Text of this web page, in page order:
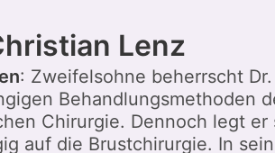
Lenz
: Zweifelsohne beherrscht
Behandlungsmethoden
Chirurgie. Dennoch legt er
auf die Brustchirurgie. In